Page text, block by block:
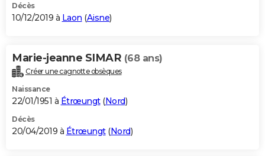
Décès
10/12/2019 à Laon (Aisne)
Marie-jeanne SIMAR (68 ans)
Créer une cagnotte obsèques
Naissance
22/01/1951 à Étrœungt(Nord)
Décès
20/04/2019 à Étrœungt(Nord)